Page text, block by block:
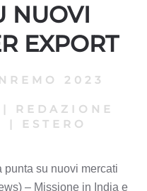
NUOVI
EXPORT
2023
|
REDAZIONE
| ESTERO
punta su nuovi mercati
– Missione in India e